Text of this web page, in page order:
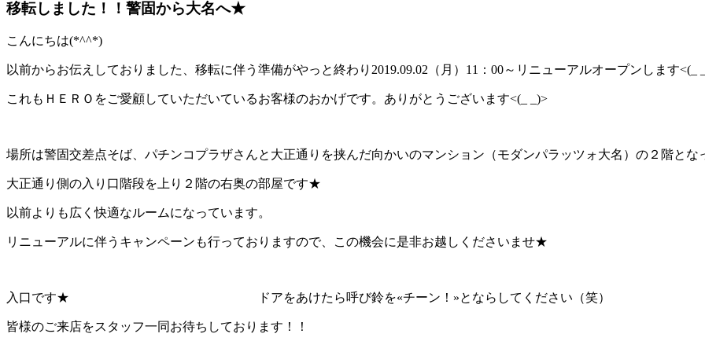
移転しました！！警固から大名へ★
こんにちは(*^^*)
以前からお伝えしておりました、移転に伴う準備がやっと終わり2019.09.02（月）11：00～リニューアルオープンします<(_
これもＨＥＲＯをご愛顧していただいているお客様のおかげです。ありがとうございます<(_ _)>
場所は警固交差点そば、パチンコプラザさんと大正通りを挟んだ向かいのマンション（モダンパラッツォ大名）の２階とな
大正通り側の入り口階段を上り２階の右奥の部屋です★
以前よりも広く快適なルームになっています。
リニューアルに伴うキャンペーンも行っておりますので、この機会に是非お越しくださいませ★
入口です★ ドアをあけたら呼び鈴を«チーン！»とならしてください（笑）
皆様のご来店をスタッフ一同お待ちしております！！